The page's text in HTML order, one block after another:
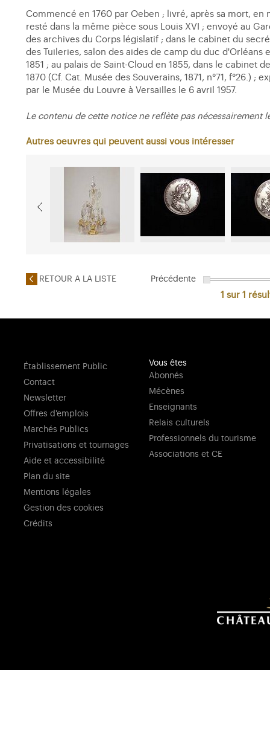
Commencé en 1760 par Oeben ; livré, après sa mort, en
resté dans la même pièce sous Louis XVI ; envoyé au
des archives du Corps législatif ; dans le cabinet du
des Tuileries, salon des aides de camp du duc d'Orléans
1851 ; au palais de Saint-Cloud en 1855, dans le cabinet
1870 (Cf. Cat. Musée des Souverains, 1871, n°71, f°26.)
par le Musée du Louvre à Versailles le 6 avril 1957.
Le contenu de cette notice ne reflète pas nécessairement
Autres oeuvres qui peuvent aussi vous intéresser
RETOUR A LA LISTE Précédente
1 sur 1
Établissement Public
Contact
Newsletter
Offres d'emplois
Marchés Publics
Privatisations et tournages
Aide et accessibilité
Plan du site
Mentions légales
Gestion des cookies
Crédits
Vous êtes
Abonnés
Mécènes
Enseignants
Relais culturels
Professionnels du tourisme
Associations et CE